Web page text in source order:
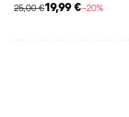
25,00 €19,99 €−20%